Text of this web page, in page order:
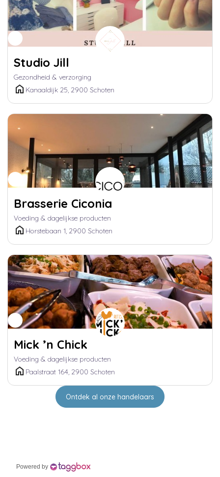
Studio Jill
Gezondheid & verzorging
Kanaaldijk 25, 2900 Schoten
Brasserie Ciconia
Voeding & dagelijkse producten
Horstebaan 1, 2900 Schoten
Mick ’n Chick
Voeding & dagelijkse producten
Paalstraat 164, 2900 Schoten
Ontdek al onze handelaars
Powered by